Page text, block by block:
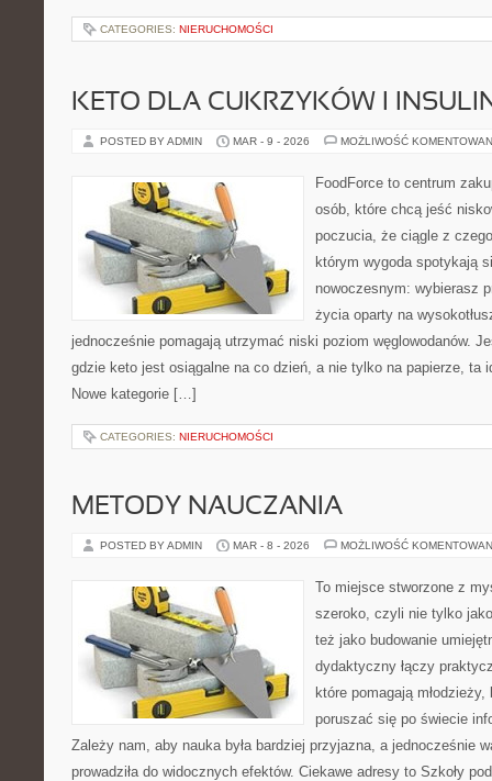
CATEGORIES: NIERUCHOMOŚCI
KETO DLA CUKRZYKÓW I
POSTED BY ADMIN MAR - 9 - 2026 MOŻLIWOŚĆ
FoodForce to centrum
osób, które chcą jeść
poczucia, że ciągle z
którym wygoda spotykają
nowoczesnym: wybierasz
życia oparty na
jednocześnie pomagają utrzymać niski poziom węglowodanów.
gdzie keto jest osiągalne na co dzień, a nie tylko na papierze, ta
Nowe kategorie […]
CATEGORIES: NIERUCHOMOŚCI
METODY NAUCZANIA
POSTED BY ADMIN MAR - 8 - 2026 MOŻLIWOŚĆ
To miejsce stworzone z
szeroko, czyli nie tylko
też jako budowanie
dydaktyczny łączy
które pomagają
poruszać się po świecie
Zależy nam, aby nauka była bardziej przyjazna, a jednocześnie
prowadziła do widocznych efektów. Ciekawe adresy to Szkoły